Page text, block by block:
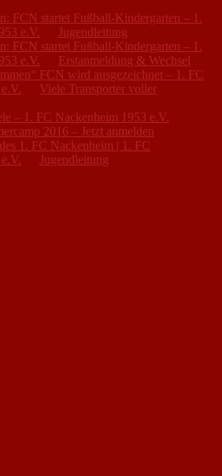
FCN startet Fußball-Kindergarten – 1.
e.V.
Jugendleitung
FCN startet Fußball-Kindergarten – 1.
e.V.
Erstanmeldung & Wechsel
FCN wird ausgezeichnet – 1. FC
Viele Transporter voller
– 1. FC Nackenheim 1953 e.V.
2016 – Jetzt anmelden
1. FC Nackenheim | 1. FC
Jugendleitung